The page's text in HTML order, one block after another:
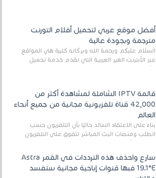
أفضل موقع عربي لتحميل أفلام التورنت
مترجمة وبجودة عالية
السلام عليكم ورحمة الله وبركاته كثيرة هي المواقع
عبر الأنترنت الغير العربية التي تقدم خدمة تحميل
الأفلام على التورنت ، ومعظم هذه المواقع ل...
قائمة IPTV الشاملة لمشاهدة أكثر من
42,000 قناة تلفزيونية مجانية من جميع أنحاء
العالم
بناءً على الاعتقاد السائد حاليًا بأن التلفزيون حسب
الطلب ومنصات البث المباشر تتفوق على التلفزيون
الرقمي الأرضي التقليدي، يُعدّ IPTV-org خيار...
سارع واحذف هذه الترددات في القمر Astra
19.1°E فبها قنوات إباحية مجانية ستفسد